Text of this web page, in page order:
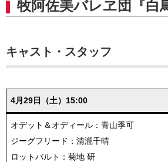
牧阿佐美バレヱ団『白
キャスト・スタッフ
4月29日（土）15:00
オデット＆オディール：青山季可
ジーグフリード：清瀧千晴
ロットバルト：菊地 研⁡